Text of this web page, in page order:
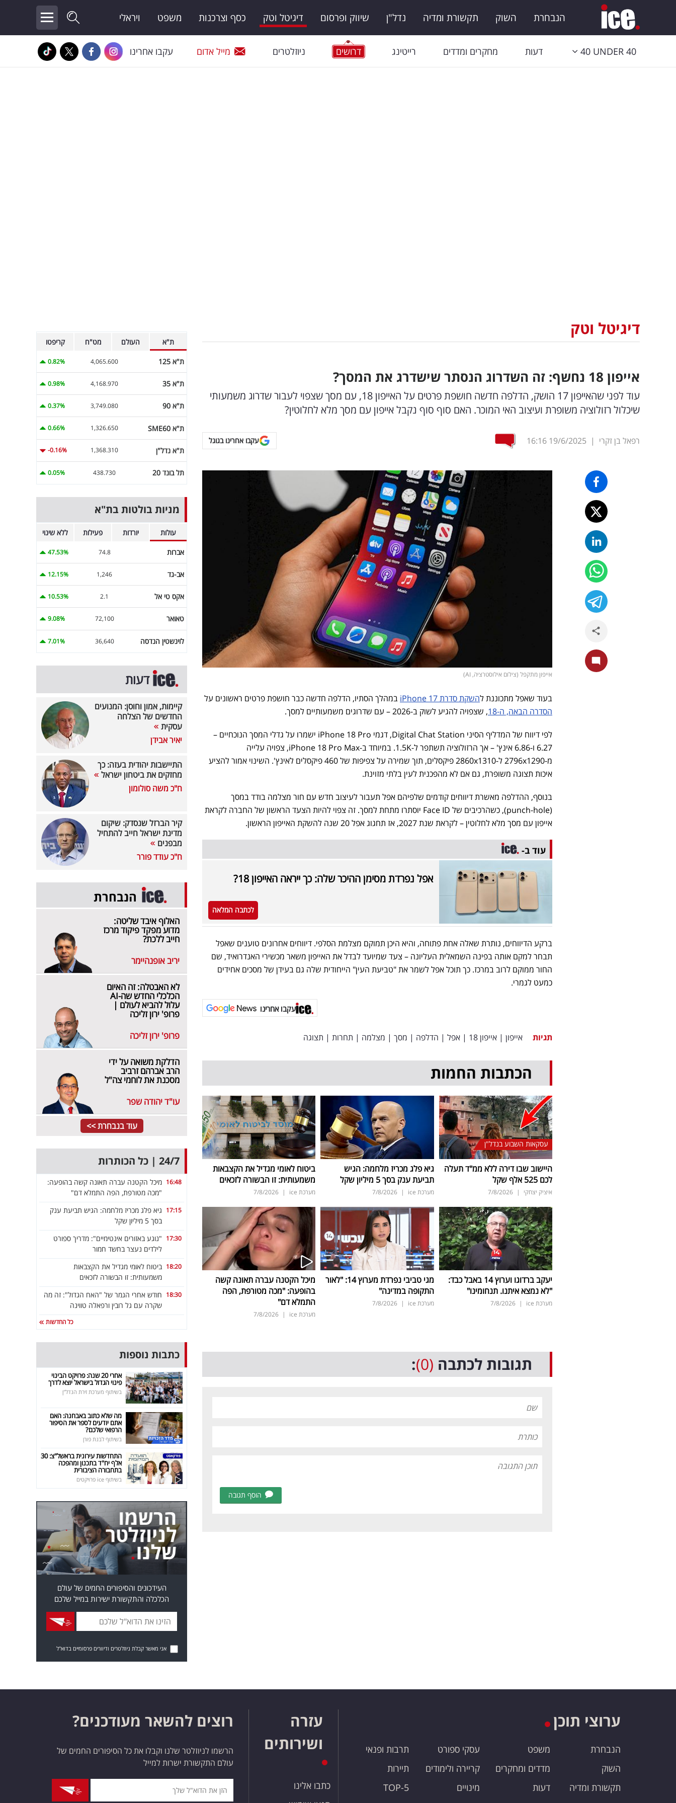
הנבחרת השוק תקשורת ומדיה נדל"ן שיווק ופרסום דיגיטל וטק כסף וצרכנות משפט ויראלי
40 UNDER 40 דעות מחקרים ומדדים רייטינג דרושים ניוזלטרים מייל אדום עקבו אחרינו
דיגיטל וטק
אייפון 18 נחשף: זה השדרוג הנסתר שישדרג את המסך?
עוד לפני שהאייפון 17 הושק, הדלפה חדשה חושפת פרטים על האייפון 18, עם מסך שצפוי לעבור שדרוג משמעותי
שיכלול רזולוציה משופרת ועיצוב האי המוכר. האם סוף סוף נקבל אייפון עם מסך מלא לחלוטין?
רפאל בן זקרי |
19/6/2025
16:16 עקבו אחרינו בגוגל
אייפון מתקפל (צילום אילוסטרציה, AI)
בעוד שאפל מתכוננת להשקת סדרת iPhone 17
במהלך הסתיו, הדלפה חדשה כבר חושפת פרטים ראשונים על
הסדרה הבאה, ה-18
, שצפויה להגיע לשוק ב-2026 – עם שדרוגים משמעותיים למסך.
לפי דיווח של המדליף הסיני Digital Chat Station, דגמי iPhone 18 Pro ישמרו על גדלי המסך הנוכחיים –
6.27 ו-6.86 אינץ' – אך הרזולוציה תשתפר ל-1.5K. במיוחד ב-iPhone 18 Pro Max, צפויה עלייה
מ-2796x1290 ל-2860x1310 פיקסלים, תוך שמירה על צפיפות של 460 פיקסלים לאינץ'. השינוי אמור להציע
איכות תצוגה משופרת, גם אם לא מהפכנית לעין בלתי מזוינת.
בנוסף, ההדלפה מאשרת דיווחים קודמים שלפיהם אפל תעבור לעיצוב חדש עם חור מצלמה בודד במסך
(punch-hole), כשהרכיבים של Face ID יוסתרו מתחת למסך. זה צפוי להיות הצעד הראשון של החברה לקראת
אייפון עם מסך מלא לחלוטין – לקראת שנת 2027, אז תחגוג אפל 20 שנה להשקת האייפון הראשון.
עוד ב-
אפל נפרדת מסימן ההיכר שלה: כך ייראה האייפון 18?
לכתבה המלאה
ברקע הדיווחים, נותרת שאלה אחת פתוחה, והיא היכן תמוקם מצלמת הסלפי. דיווחים אחרונים טוענים שאפל
תבחר למקם אותה בפינה השמאלית העליונה – צעד שמיועד לבדל את האייפון משאר מכשירי האנדרואיד, שם
החור ממוקם לרוב במרכז. כך תוכל אפל לשמר את "טביעת העין" הייחודית שלה גם בעידן של מסכים אחידים
כמעט לגמרי.
עקבו אחרינו
תגיות אייפון | אייפון 18 | אפל | הדלפה | מסך | מצלמה | תחרות | תצוגה
הכתבות החמות
עסקאות השבוע בנדל"ן
היישוב שבו דירה ללא ממ"ד תעלה
לכם 525 אלף שקל
איציק יצחקי |
7/8/2026
גיא פלג מכריז מלחמה: הגיש
תביעת ענק בסך 5 מיליון שקל
מערכת ice |
7/8/2026
ביטוח לאומי מגדיל את הקצבאות
משמעותית: זו הבשורה לזכאים
מערכת ice |
7/8/2026
יעקב ברדוגו וערוץ 14 באבל כבד:
"לא נמצא איתנו. תנחומינו"
מערכת ice |
7/8/2026
מגי טביבי נפרדת מערוץ 14: "לאור
התקופה במדינה"
מערכת ice |
7/8/2026
מיכל הקטנה עברה תאונה קשה
בהופעה: "מכה מטורפת, הפה
התמלא דם"
מערכת ice |
7/8/2026
תגובות לכתבה (0)
:
הוסף תגובה
ת"א העולם מט"ח קריפטו
ת"א 125 4,065.600
0.82%
ת"א 35 4,168.970
0.98%
ת"א 90 3,749.080
0.37%
ת"א SME60 1,326.650
0.66%
ת"א נדל"ן 1,368.310
-0.16%
תל בונד 20 438.730
0.05%
מניות בולטות בת"א
עולות יורדות פעילות ללא שינוי
אברות 74.8
47.53%
אב-גד 1,246
12.15%
אקס טי אל 2.1
10.53%
טאואר 72,100
9.08%
לוינשטין הנדסה 36,640
7.01%
דעות
קיימות, אמון וחוסן: המנועים
החדשים של הצלחה
עסקית
יאיר אבידן
התיישבות יהודית בעזה: כך
מחזקים את ביטחון ישראל
ח"כ משה סולומון
קיר הברזל שנסדק: שיקום
מדינת ישראל חייב להתחיל
מבפנים
ח"כ עודד פורר
הנבחרת
האלוף איבד שליטה:
מדוע מפקד פיקוד מרכז
חייב ללכת?
יריב אופנהיימר
לא האבטלה: זה האיום
הכלכלי החדש שה-AI
עלול להביא לעולם |
פרופ' ירון זליכה
פרופ' ירון זליכה
הדלקת משואה על ידי
הרב אברהם זרביב
מסכנת את לוחמי צה"ל
עו"ד יהודה שפר
עוד בנבחרת >>
24/7 | כל הכותרות
16:48 מיכל הקטנה עברה תאונה קשה בהופעה:
"מכה מטורפת, הפה התמלא דם"
17:15 גיא פלג מכריז מלחמה: הגיש תביעת ענק
בסך 5 מיליון שקל
17:30 "נוגע באזורים אינטימיים": מדריך ספורט
לילדים נעצר בחשד חמור
18:20 ביטוח לאומי מגדיל את הקצבאות
משמעותית: זו הבשורה לזכאים
18:30 חודש אחרי הגמר של "האח הגדול": זה מה
שקרה עם גל רובין ורפאלה טווינה
כל החדשות
כתבות נוספות
אחרי 20 שנה: פרויקט הבינוי
פינוי הגדול בישראל יוצא לדרך
בשיתוף מערכת זירת הנדל"ן
מה שלא כתוב באבחנה: האם
אתם יודעים לספר את הסיפור
הרפואי שלכם?
בשיתוף לבנת פורן
התחדשות עירונית בראשל"צ: 30
אלף יח"ד בתכנון ומהפכה
בתחבורה הציבורית
בשיתוף ice פרויקטים
העידכונים והסיפורים החמים של עולם
הכלכלה והתקשורת ישירות במייל שלכם
אני מאשר קבלת ניוזלטרים ודיוורים פרסומיים בדוא"ל
ערוצי תוכן
הנבחרת
השוק
תקשורת ומדיה
משפט
מדדים ומחקרים
דעות
עסקי ספורט
קריירה ולימודים
מינויים
תרבות ופנאי
תיירות
TOP-5
עזרה
ושירותים
כתבו אלינו
רוצים להשאר מעודכנים?
הרשמו לניוזלטר שלנו וקבלו את כל הסיפורים החמים של
עולם התקשורת ישרות למייל